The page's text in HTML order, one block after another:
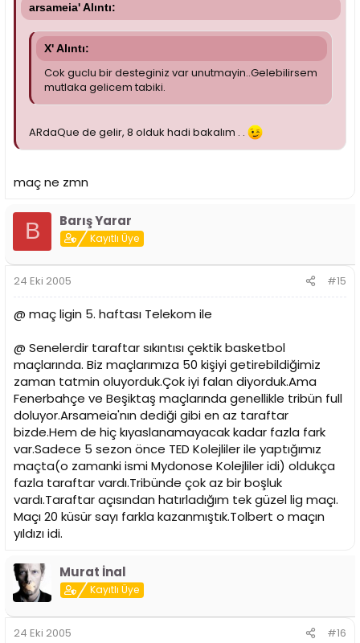
arsameia' Alıntı:
X' Alıntı:
Cok guclu bir desteginiz var unutmayin..Gelebilirsem
mutlaka gelicem tabiki.
ARdaQue de gelir, 8 olduk hadi bakalım . .
maç ne zmn
B Barış Yarar
Kayıtlı Üye
24 Eki 2005 #15
@ maç ligin 5. haftası Telekom ile
@ Senelerdir taraftar sıkıntısı çektik basketbol
maçlarında. Biz maçlarımıza 50 kişiyi getirebildiğimiz
zaman tatmin oluyorduk.Çok iyi falan diyorduk.Ama
Fenerbahçe ve Beşiktaş maçlarında genellikle tribün full
doluyor.Arsameia'nın dediği gibi en az taraftar
bizde.Hem de hiç kıyaslanamayacak kadar fazla fark
var.Sadece 5 sezon önce TED Kolejliler ile yaptığımız
maçta(o zamanki ismi Mydonose Kolejliler idi) oldukça
fazla taraftar vardı.Tribünde çok az bir boşluk
vardı.Taraftar açısından hatırladığım tek güzel lig maçı.
Maçı 20 küsür sayı farkla kazanmıştık.Tolbert o maçın
yıldızı idi.
Murat İnal
Kayıtlı Üye
24 Eki 2005 #16